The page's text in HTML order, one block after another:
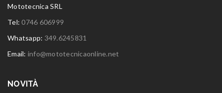
Mototecnica SRL
Tel:0746 606999
Whatsapp: 349.6245831
Email: info@mototecnicaonline.net
NOVITÀ